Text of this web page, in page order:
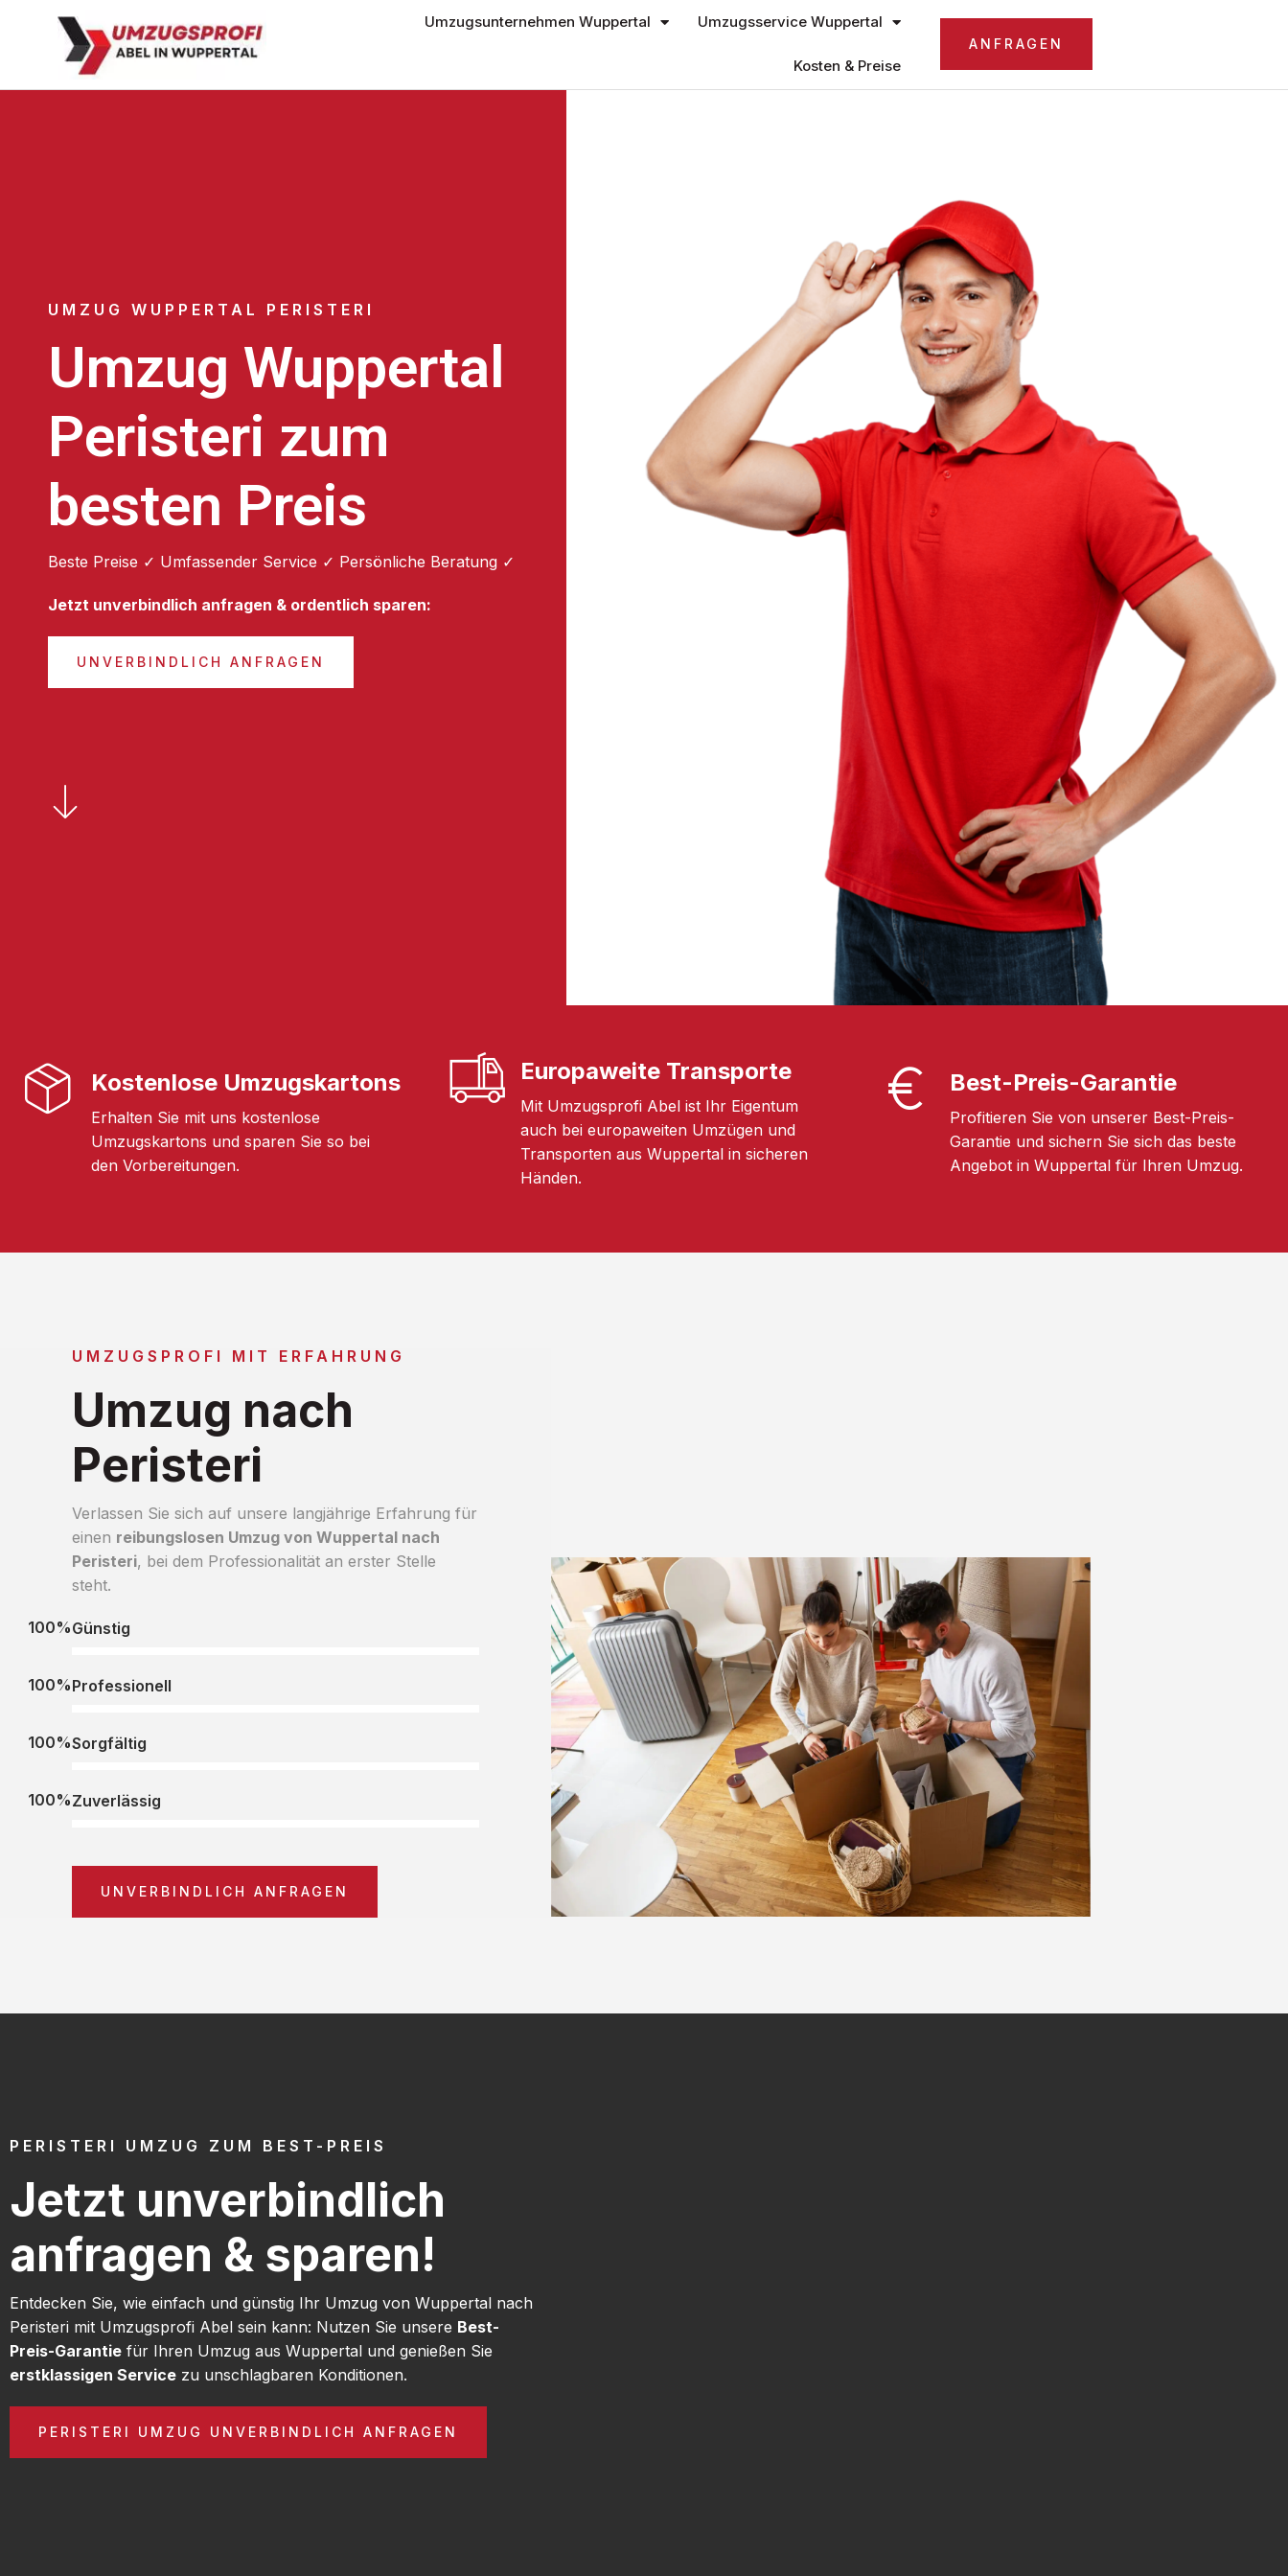
Umzugsunternehmen Wuppertal Umzugsservice Wuppertal
Kosten & Preise
ANFRAGEN
UMZUG WUPPERTAL PERISTERI
Umzug Wuppertal
Peristeri zum
besten Preis
Beste Preise ✓ Umfassender Service ✓ Persönliche Beratung ✓
Jetzt unverbindlich anfragen & ordentlich sparen:
UNVERBINDLICH ANFRAGEN
Kostenlose Umzugskartons
Erhalten Sie mit uns kostenlose
Umzugskartons und sparen Sie so bei
den Vorbereitungen.
Europaweite Transporte
Mit Umzugsprofi Abel ist Ihr Eigentum
auch bei europaweiten Umzügen und
Transporten aus Wuppertal in sicheren
Händen.
Best-Preis-Garantie
Profitieren Sie von unserer Best-Preis-
Garantie und sichern Sie sich das beste
Angebot in Wuppertal für Ihren Umzug.
UMZUGSPROFI MIT ERFAHRUNG
Umzug nach
Peristeri
Verlassen Sie sich auf unsere langjährige Erfahrung für
einen reibungslosen Umzug von Wuppertal nach
Peristeri, bei dem Professionalität an erster Stelle
steht.
Günstig
100%
Professionell
100%
Sorgfältig
100%
Zuverlässig
100%
UNVERBINDLICH ANFRAGEN
PERISTERI UMZUG ZUM BEST-PREIS
Jetzt unverbindlich
anfragen & sparen!
Entdecken Sie, wie einfach und günstig Ihr Umzug von Wuppertal nach
Peristeri mit Umzugsprofi Abel sein kann: Nutzen Sie unsere Best-
Preis-Garantie für Ihren Umzug aus Wuppertal und genießen Sie
erstklassigen Service zu unschlagbaren Konditionen.
PERISTERI UMZUG UNVERBINDLICH ANFRAGEN